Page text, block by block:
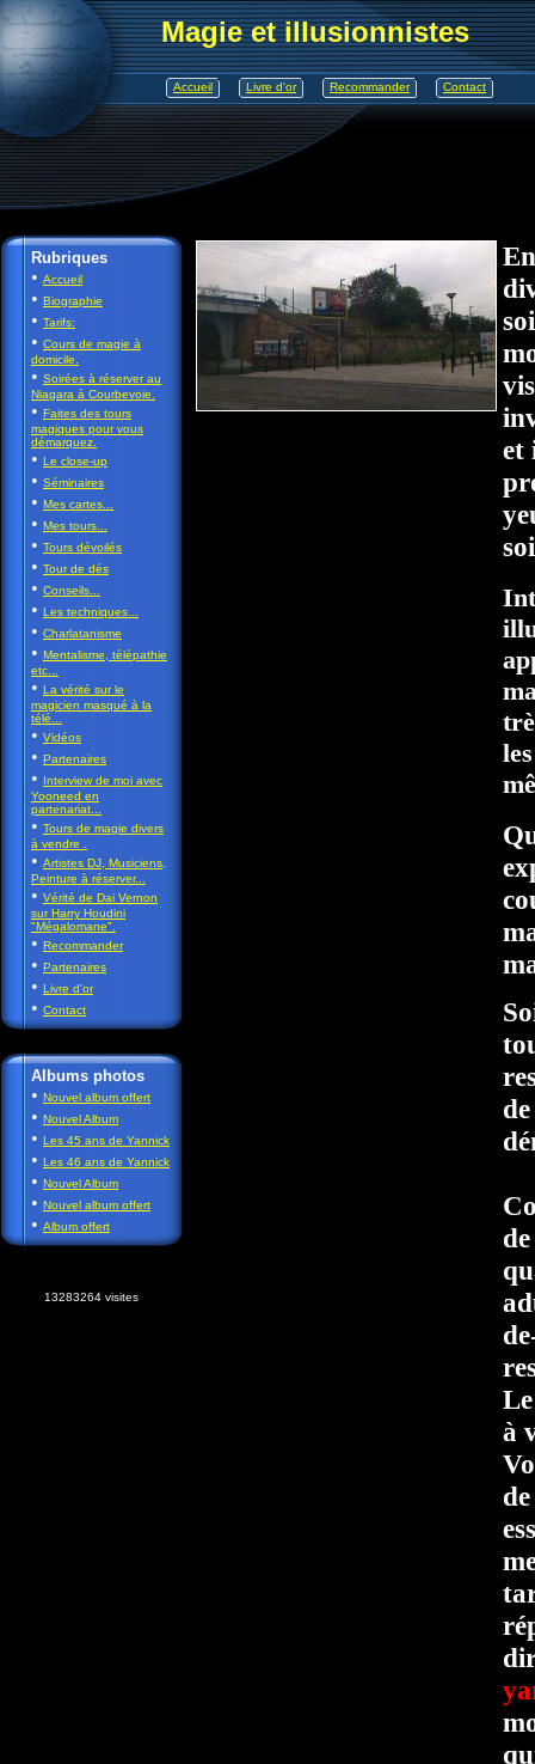
Magie et illusionnistes
Accueil Livre d'or Recommander Contact
Rubriques
• Accueil
• Biographie
• Tarifs:
• Cours de magie à
domicile.
• Soirées à réserver au
Niagara à Courbevoie.
• Faites des tours
magiques pour vous
démarquez.
• Le close-up
• Séminaires
• Mes cartes...
• Mes tours...
• Tours dévoilés
• Tour de dés
• Conseils...
• Les techniques...
• Charlatanisme
• Mentalisme, télépathie
etc...
• La vérité sur le
magicien masqué à la
télé...
• Vidéos
• Partenaires
• Interview de moi avec
Yooneed en
partenariat...
• Tours de magie divers
à vendre .
• Artistes DJ, Musiciens,
Peinture à réserver...
• Vérité de Dai Vernon
sur Harry Houdini
"Mégalomane".
• Recommander
• Partenaires
• Livre d'or
• Contact
Albums photos
• Nouvel album offert
• Nouvel Album
• Les 45 ans de Yannick
• Les 46 ans de Yannick
• Nouvel Album
• Nouvel album offert
• Album offert
13283264 visites
et
à